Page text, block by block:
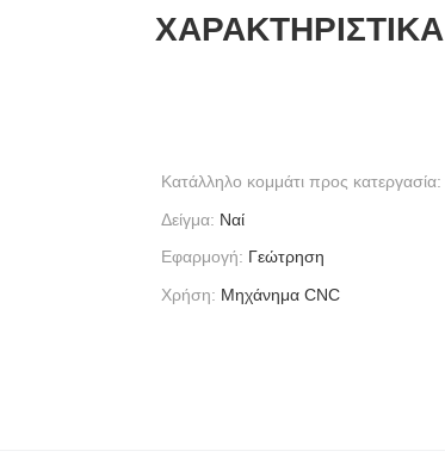
ΧΑΡΑΚΤΗΡΙΣΤΙΚΆ
Κατάλληλο κομμάτι προς κατεργασία:
Δείγμα: Ναί
Εφαρμογή: Γεώτρηση
Χρήση: Μηχάνημα CNC